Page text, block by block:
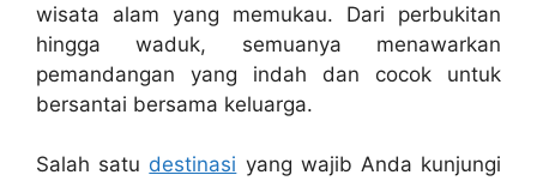
wisata alam yang memukau. Dari perbukitan
hingga waduk, semuanya menawarkan
pemandangan yang indah dan cocok untuk
bersantai bersama keluarga.
Salah satu destinasi yang wajib Anda kunjungi